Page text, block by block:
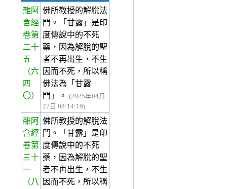
雜阿
含經
卷第
二十
五
（六
四
〇）
佛所教授的解脫法
門。「甘露」是印
度傳說中的不死
藥，因為解脫的聖
者不再出生，不生
因而不死，所以稱
佛法為「甘露
門」。
(2025年04月
27日 08:14:19)
雜阿
含經
卷第
三十
一
（八
佛所教授的解脫法
門。「甘露」是印
度傳說中的不死
藥，因為解脫的聖
者不再出生，不生
因而不死，所以稱